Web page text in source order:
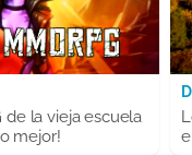
de la vieja escuela
mejor!